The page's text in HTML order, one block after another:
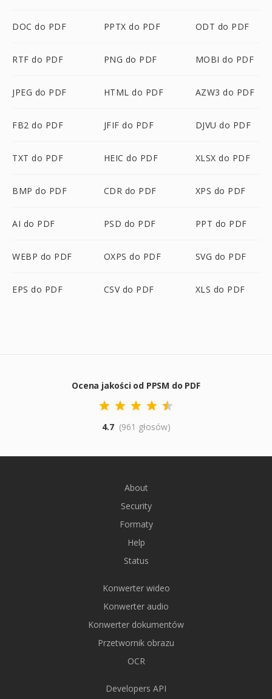
DOC do PDF PPTX do PDF ODT do PDF
RTF do PDF PNG do PDF MOBI do PDF
JPEG do PDF HTML do PDF AZW3 do PDF
FB2 do PDF JFIF do PDF DJVU do PDF
TXT do PDF HEIC do PDF XLSX do PDF
BMP do PDF CDR do PDF XPS do PDF
AI do PDF PSD do PDF PPT do PDF
WEBP do PDF OXPS do PDF SVG do PDF
EPS do PDF CSV do PDF XLS do PDF
Ocena jakości od PPSM do PDF
4.7 (961 głosów)
About
Security
Formaty
Help
Status
Konwerter wideo
Konwerter audio
Konwerter dokumentów
Przetwornik obrazu
OCR
Developers API